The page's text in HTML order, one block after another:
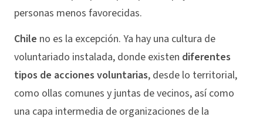
personas menos favorecidas.
Chile no es la excepción. Ya hay una cultura de
voluntariado instalada, donde existen diferentes
tipos de acciones voluntarias, desde lo territorial,
como ollas comunes y juntas de vecinos, así como
una capa intermedia de organizaciones de la